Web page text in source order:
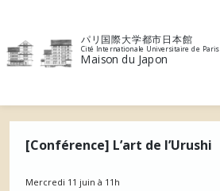
content
パリ国際大学都市日本館
Cité Internationale Universitaire de Paris
Maison du Japon
[Conférence] L’art de l’Urushi
Mercredi 11 juin à 11h